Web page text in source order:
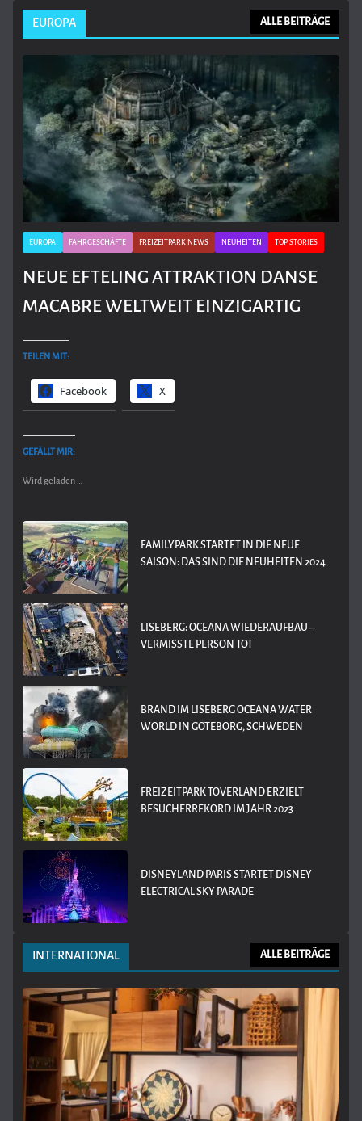
EUROPA ALLE BEITRÄGE
EUROPA FAHRGESCHÄFTE FREIZEITPARK NEWS NEUHEITEN TOP STORIES
NEUE EFTELING ATTRAKTION DANSE
MACABRE WELTWEIT EINZIGARTIG
TEILEN MIT:
Facebook X
GEFÄLLT MIR:
Wird geladen …
FAMILYPARK STARTET IN DIE NEUE
SAISON: DAS SIND DIE NEUHEITEN 2024
LISEBERG: OCEANA WIEDERAUFBAU –
VERMISSTE PERSON TOT
BRAND IM LISEBERG OCEANA WATER
WORLD IN GÖTEBORG, SCHWEDEN
FREIZEITPARK TOVERLAND ERZIELT
BESUCHERREKORD IM JAHR 2023
DISNEYLAND PARIS STARTET DISNEY
ELECTRICAL SKY PARADE
INTERNATIONAL ALLE BEITRÄGE